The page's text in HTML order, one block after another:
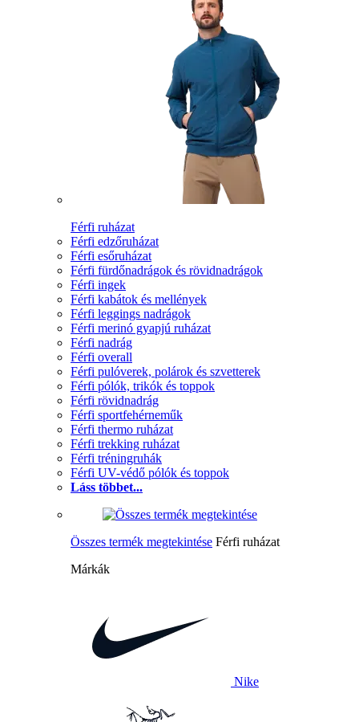
Férfi ruházat
Férfi edzőruházat
Férfi esőruházat
Férfi fürdőnadrágok és rövidnadrágok
Férfi ingek
Férfi kabátok és mellények
Férfi leggings nadrágok
Férfi merinó gyapjú ruházat
Férfi nadrág
Férfi overall
Férfi pulóverek, polárok és szvetterek
Férfi pólók, trikók és toppok
Férfi rövidnadrág
Férfi sportfehérneműk
Férfi thermo ruházat
Férfi trekking ruházat
Férfi tréningruhák
Férfi UV-védő pólók és toppok
Láss többet...
Összes termék megtekintése Férfi ruházat
Márkák
Nike